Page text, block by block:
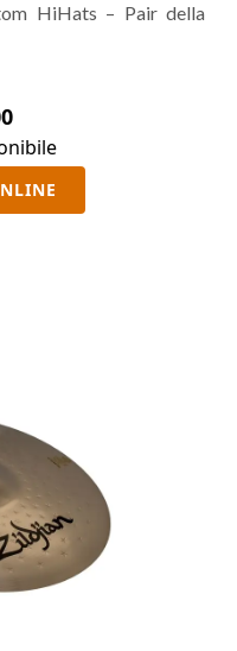
HiHats – Pair della